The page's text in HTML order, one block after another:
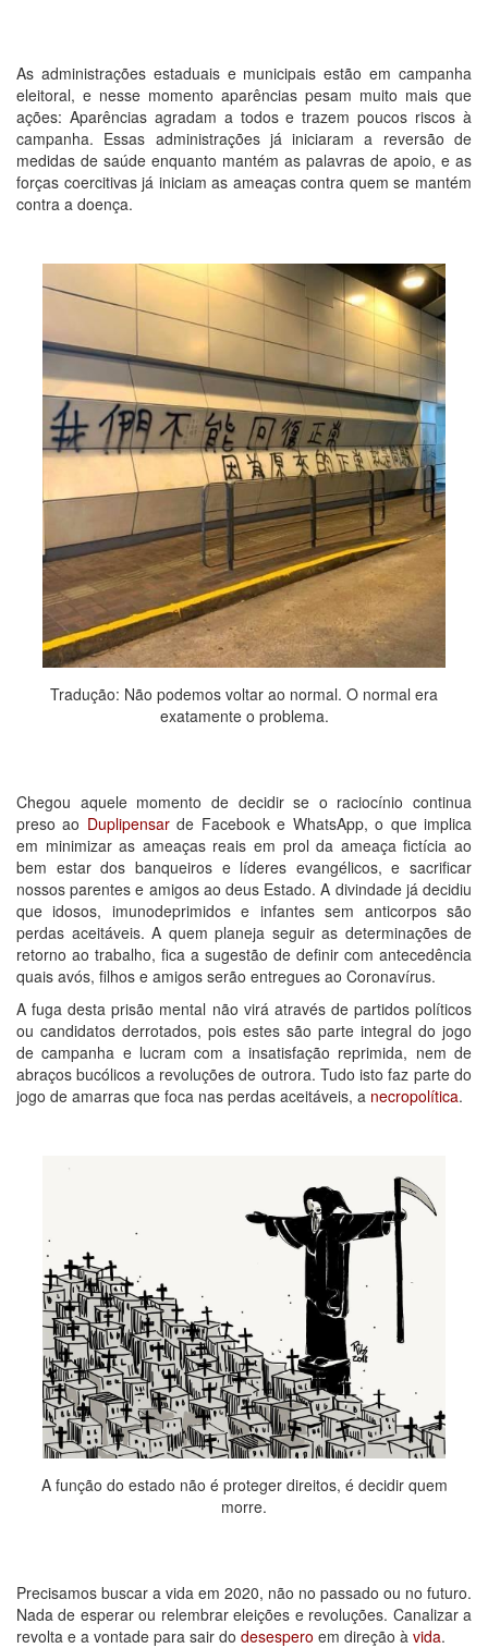
As administrações estaduais e municipais estão em campanha
eleitoral, e nesse momento aparências pesam muito mais que
ações: Aparências agradam a todos e trazem poucos riscos à
campanha. Essas administrações já iniciaram a reversão de
medidas de saúde enquanto mantém as palavras de apoio, e as
forças coercitivas já iniciam as ameaças contra quem se mantém
contra a doença.
Tradução: Não podemos voltar ao normal. O normal era
exatamente o problema.
Chegou aquele momento de decidir se o raciocínio continua
preso ao Duplipensarde Facebook e WhatsApp, o que implica
em minimizar as ameaças reais em prol da ameaça fictícia ao
bem estar dos banqueiros e líderes evangélicos, e sacrificar
nossos parentes e amigos ao deus Estado. A divindade já decidiu
que idosos, imunodeprimidos e infantes sem anticorpos são
perdas aceitáveis. A quem planeja seguir as determinações de
retorno ao trabalho, fica a sugestão de definir com antecedência
quais avós, filhos e amigos serão entregues ao Coronavírus.
A fuga desta prisão mental não virá através de partidos políticos
ou candidatos derrotados, pois estes são parte integral do jogo
de campanha e lucram com a insatisfação reprimida, nem de
abraços bucólicos a revoluções de outrora. Tudo isto faz parte do
jogo de amarras que foca nas perdas aceitáveis, a necropolítica.
A função do estado não é proteger direitos, é decidir quem
morre.
Precisamos buscar a vida em 2020, não no passado ou no futuro.
Nada de esperar ou relembrar eleições e revoluções. Canalizar a
revolta e a vontade para sair do desespero em direção à vida.